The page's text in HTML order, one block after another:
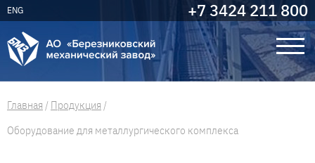
+7 3424 211 800
ENG
Главная / Продукция /
Оборудование для металлургического комплекса